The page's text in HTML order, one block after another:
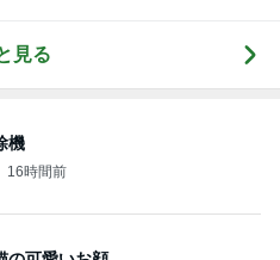
1日前
科掛け持ち
1日前